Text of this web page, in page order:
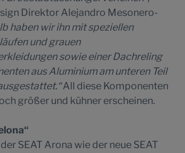
Direktor Alejandro Mesonero-
haben wir ihn mit speziellen
und grauen
sowie einer Dachreling
aus Aluminium am unteren Teil
All diese Komponenten
größer und kühner erscheinen.
SEAT Arona wie der neue SEAT